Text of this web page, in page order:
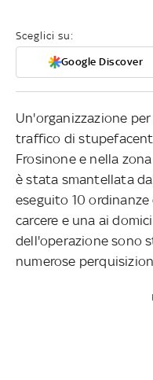
Sceglici su:
Google Discover
Un'organizzazione
traffico di
Frosinone e nella
è stata smantellata
eseguito 10
carcere e una ai
dell'operazione sono
numerose